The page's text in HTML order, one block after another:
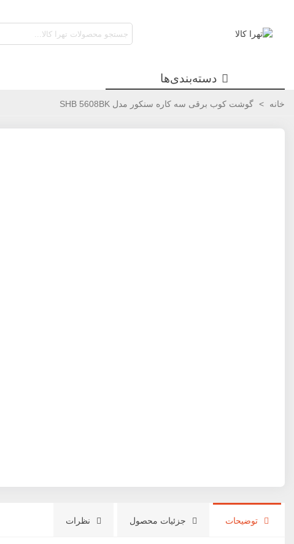
دسته‌بندی‌ها
خانه > گوشت کوب برقی سه کاره سنکور مدل SHB 5608BK
توضیحات جزئیات محصول نظرات